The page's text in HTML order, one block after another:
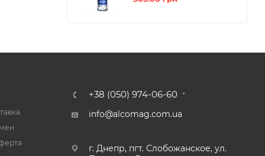
+38 (050) 974-06-60
info@alcomag.com.ua
г. Днепр, пгт. Слобожанское, ул.